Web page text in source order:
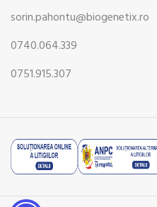
sorin.pahontu@biogenetix.ro
0740.064.339
0751.915.307